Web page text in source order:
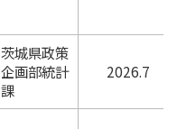
茨城県政策
企画部統計
課
2026.7